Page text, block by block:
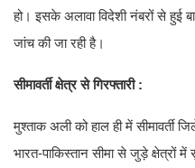
हो। इसके अलावा विदेशी नंबरों से हुई
जांच की जा रही है।
सीमावर्ती क्षेत्र से गिरफ्तारी :
मुश्ताक अली को हाल ही में सीमावर्ती
भारत-पाकिस्तान सीमा से जुड़े क्षेत्रों में